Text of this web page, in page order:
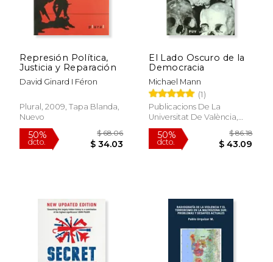
Represión Política,
Justicia y Reparación
David Ginard I Féron
Plural, 2009, Tapa Blanda,
Nuevo
50%
El Lado Oscuro de la
Democracia
Michael Mann
(1)
Publicacions De La
Universitat De València,
2009, 1 Edición, Tapa
Blanda, Nuevo
50%
dcto.